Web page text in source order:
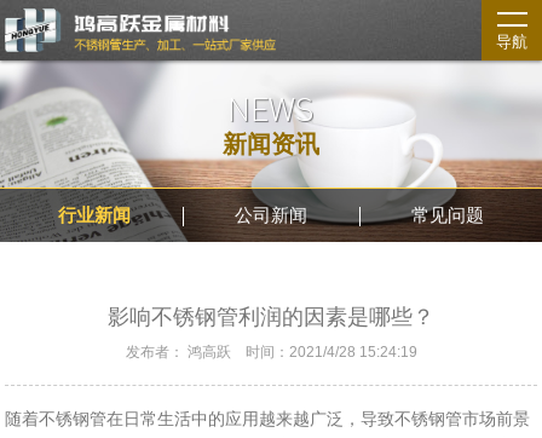
导航
NEWS
新闻资讯
行业新闻 公司新闻 常见问题
影响不锈钢管利润的因素是哪些？
发布者： 鸿高跃 时间：2021/4/28 15:24:19
随着不锈钢管在日常生活中的应用越来越广泛，导致不锈钢管市场前景